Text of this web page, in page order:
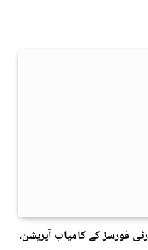
فورسز کے کامیاب آپریشن،